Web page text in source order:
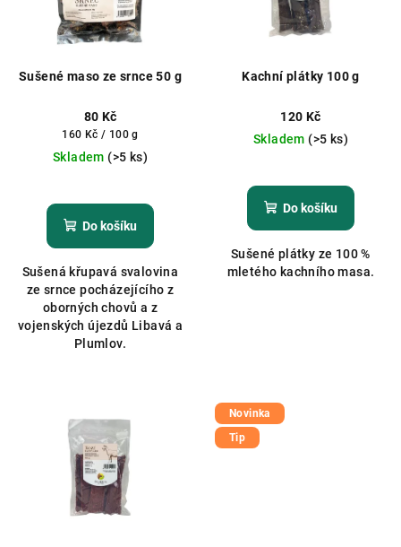
Sušené maso ze srnce 50 g
80 Kč
Měrná
cena:
160 Kč / 100 g
Skladem (>5 ks)
Do košíku
Sušená křupavá svalovina
ze srnce pocházejícího z
oborných chovů a z
vojenských újezdů Libavá a
Plumlov.
Kachní plátky 100 g
120 Kč
Skladem (>5 ks)
Do košíku
Sušené plátky ze 100 %
mletého kachního masa.
Novinka
Tip